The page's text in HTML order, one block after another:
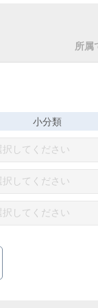
所属
小分類